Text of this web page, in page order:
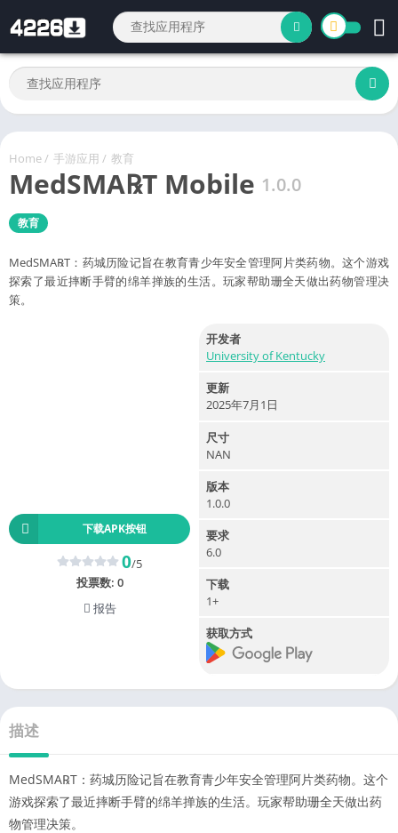
Home/ 手游应用 / 教育
MedSMA℞T Mobile 1.0.0
教育
MedSMA℞T：药城历险记旨在教育青少年安全管理阿片类药物。这个游戏
探索了最近摔断手臂的绵羊掸族的生活。玩家帮助珊全天做出药物管理决
策。
下载APK按钮
0/5
投票数: 0
报告
开发者
University of Kentucky
更新
2025年7月1日
尺寸
NAN
版本
1.0.0
要求
6.0
下载
1+
获取方式
描述
MedSMA℞T：药城历险记旨在教育青少年安全管理阿片类药物。这个
游戏探索了最近摔断手臂的绵羊掸族的生活。玩家帮助珊全天做出药
物管理决策。